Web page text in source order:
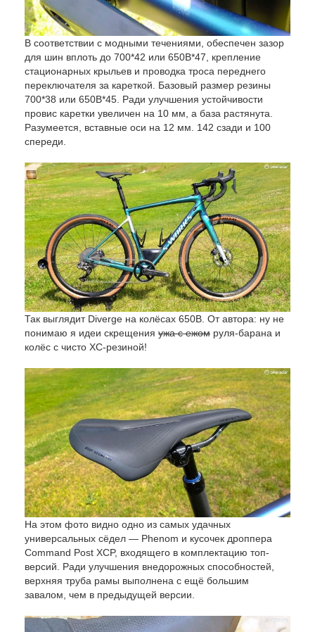
В соответствии с модными течениями, обеспечен зазор
для шин вплоть до 700*42 или 650В*47, крепление
стационарных крыльев и проводка троса переднего
переключателя за кареткой. Базовый размер резины
700*38 или 650В*45. Ради улучшения устойчивости
провис каретки увеличен на 10 мм, а база растянута.
Разумеется, вставные оси на 12 мм. 142 сзади и 100
спереди.
Так выглядит Diverge на колёсах 650В. От автора: ну не
понимаю я идеи скрещения ужа с ежом руля-барана и
колёс с чисто ХС-резиной!
На этом фото видно одно из самых удачных
универсальных сёдел — Phenom и кусочек дроппера
Command Post XCP, входящего в комплектацию топ-
версий. Ради улучшения внедорожных способностей,
верхняя труба рамы выполнена с ещё большим
завалом, чем в предыдущей версии.